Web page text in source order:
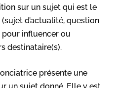
sur un sujet qui est le
d’actualité, question
pour influencer ou
destinataire(s).
présente une